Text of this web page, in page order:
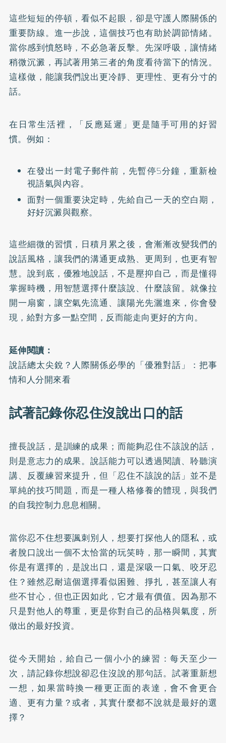
這些短短的停頓，看似不起眼，卻是守護人際關係的
重要防線。進一步說，這個技巧也有助於調節情緒。
當你感到憤怒時，不必急著反擊。先深呼吸，讓情緒
稍微沉澱，再試著用第三者的角度看待當下的情況。
這樣做，能讓我們說出更冷靜、更理性、更有分寸的
話。
在日常生活裡，「反應延遲」更是隨手可用的好習
慣。例如：
在發出一封電子郵件前，先暫停5分鐘，重新檢
視語氣與內容。
面對一個重要決定時，先給自己一天的空白期，
好好沉澱與觀察。
這些細微的習慣，日積月累之後，會漸漸改變我們的
說話風格，讓我們的溝通更成熟、更周到，也更有智
慧。說到底，優雅地說話，不是壓抑自己，而是懂得
掌握時機，用智慧選擇什麼該說、什麼該留。就像拉
開一扇窗，讓空氣先流通、讓陽光先灑進來，你會發
現，給對方多一點空間，反而能走向更好的方向。
延伸閱讀：
說話總太尖銳？人際關係必學的「優雅對話」：把事
情和人分開來看
試著記錄你忍住沒說出口的話
擅長說話，是訓練的成果；而能夠忍住不該說的話，
則是意志力的成果。說話能力可以透過閱讀、聆聽演
講、反覆練習來提升，但「忍住不該說的話」並不是
單純的技巧間題，而是一種人格修養的體現，與我們
的自我控制力息息相關。
當你忍不住想要諷刺別人，想要打探他人的隱私，或
者脫口說出一個不太恰當的玩笑時，那一瞬間，其實
你是有選擇的，是說出口，還是深吸一口氣、咬牙忍
住？雖然忍耐這個選擇看似困難、掙扎，甚至讓人有
些不甘心，但也正因如此，它才最有價值。因為那不
只是對他人的尊重，更是你對自己的品格與氣度，所
做出的最好投資。
從今天開始，給自己一個小小的練習：每天至少一
次，請記錄你想說卻忍住沒說的那句話。試著重新想
一想，如果當時換一種更正面的表達，會不會更合
適、更有力量？或者，其實什麼都不說就是最好的選
擇？